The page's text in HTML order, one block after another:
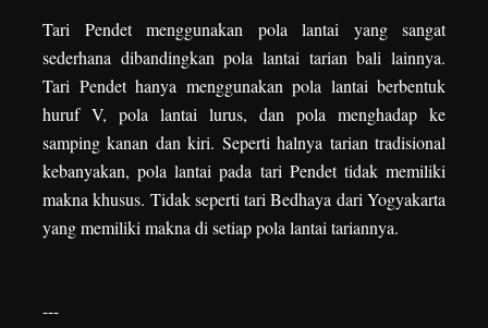
Tari Pendet menggunakan pola lantai yang sangat
sederhana dibandingkan pola lantai tarian bali lainnya.
Tari Pendet hanya menggunakan pola lantai berbentuk
huruf V, pola lantai lurus, dan pola menghadap ke
samping kanan dan kiri. Seperti halnya tarian tradisional
kebanyakan, pola lantai pada tari Pendet tidak memiliki
makna khusus. Tidak seperti tari Bedhaya dari Yogyakarta
yang memiliki makna di setiap pola lantai tariannya.
---